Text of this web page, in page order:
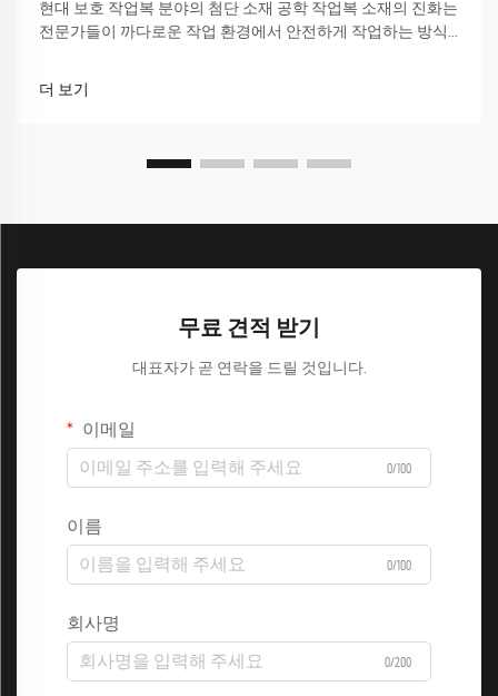
현대 보호 작업복 분야의 첨단 소재 공학 작업복 소재의 진화는
전문가들이 까다로운 작업 환경에서 안전하게 작업하는 방식
지, 적합한 작업복은...
더 보기
무료 견적 받기
대표자가 곧 연락을 드릴 것입니다.
이메일
0/100
이름
0/100
회사명
0/200